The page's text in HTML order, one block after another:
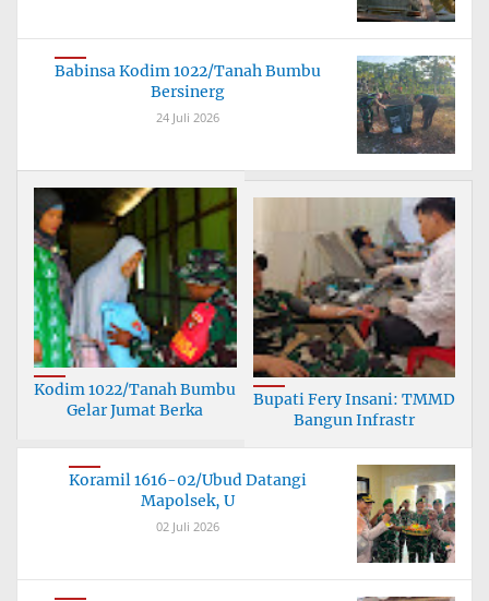
Babinsa Kodim 1022/Tanah Bumbu
Bersinerg
24 Juli 2026
Kodim 1022/Tanah Bumbu
Gelar Jumat Berka
Bupati Fery Insani: TMMD
Bangun Infrastr
Koramil 1616-02/Ubud Datangi
Mapolsek, U
02 Juli 2026